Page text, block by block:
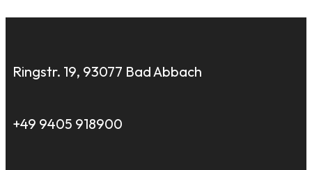
Ringstr. 19, 93077 Bad Abbach
+49 9405 918900